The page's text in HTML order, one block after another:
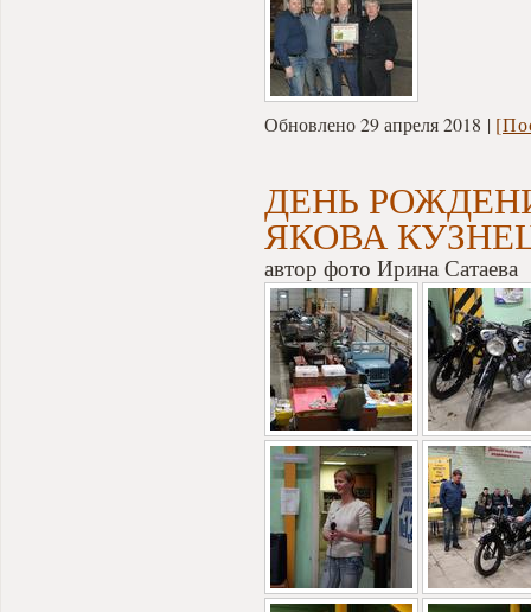
Обновлено 29 апреля 2018
ДЕНЬ
ЯКОВА
автор фото Ирина Сатаева